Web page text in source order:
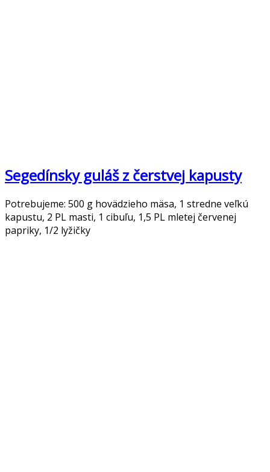
Segedínsky guláš z čerstvej kapusty
Potrebujeme: 500 g hovädzieho mäsa, 1 stredne veľkú
kapustu, 2 PL masti, 1 cibuľu, 1,5 PL mletej červenej
papriky, 1/2 lyžičky